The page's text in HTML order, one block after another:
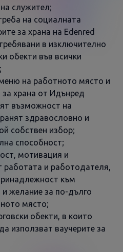
служител;
на социалната
за храна на Edenred
в изключително
обекти във всички
на работното място и
за храна от Идънред
възможност на
здравословно и
собствен избор;
способност;
мотивация и
работата и работодателя,
към
желание за по-дълго
място;
обекти, в които
използват ваучерите за